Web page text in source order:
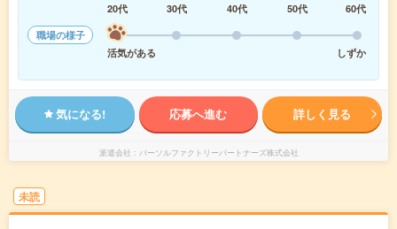
20代
30代 40代 50代
60代
職場の様子
活気がある
しずか
気になる! 応募へ進む 詳しく見る
派遣会社 パーソルファクトリーパートナーズ株式会社
未読